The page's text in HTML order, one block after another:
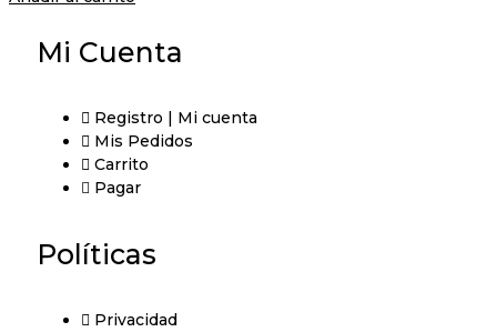
Mi Cuenta
Registro | Mi cuenta
Mis Pedidos
Carrito
Pagar
Políticas
Privacidad